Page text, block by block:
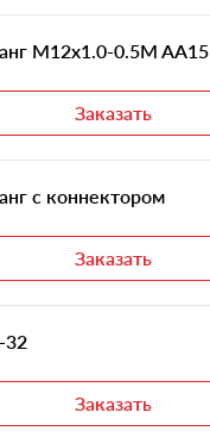
M12x1.0-0.5M AA15
Заказать
с коннектором
Заказать
32
Заказать